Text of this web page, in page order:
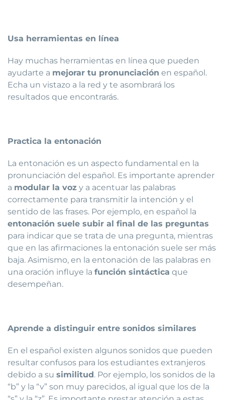
Usa herramientas en línea
Hay muchas herramientas en línea que pueden
ayudarte a mejorar tu pronunciación en español.
Echa un vistazo a la red y te asombrará los
resultados que encontrarás.
Practica la entonación
La entonación es un aspecto fundamental en la
pronunciación del español. Es importante aprender
a modular la voz y a acentuar las palabras
correctamente para transmitir la intención y el
sentido de las frases. Por ejemplo, en español la
entonación suele subir al final de las preguntas
para indicar que se trata de una pregunta, mientras
que en las afirmaciones la entonación suele ser más
baja. Asimismo, en la entonación de las palabras en
una oración influye la función sintáctica que
desempeñan.
Aprende a distinguir entre sonidos similares
En el español existen algunos sonidos que pueden
resultar confusos para los estudiantes extranjeros
debido a su similitud . Por ejemplo, los sonidos de la
“b” y la “v” son muy parecidos, al igual que los de la